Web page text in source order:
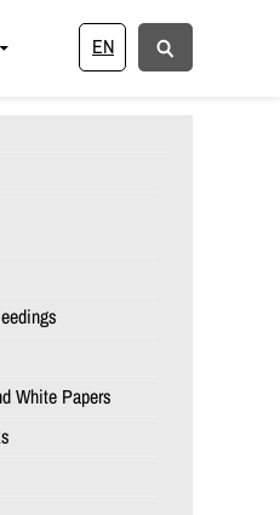
EN
White Papers